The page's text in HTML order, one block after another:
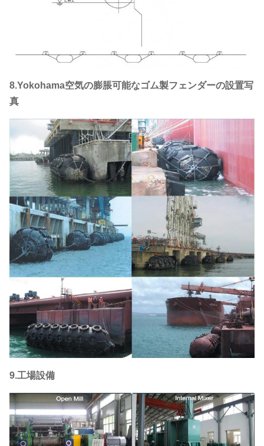
8.Yokohama空気の膨脹可能なゴム製フェンダーの設置写
真
9.工場設備